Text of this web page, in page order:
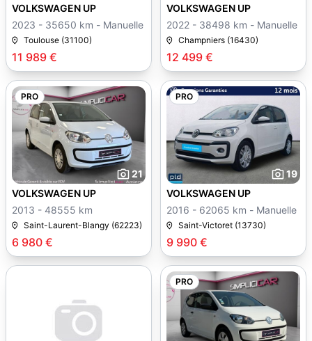
11 989 €
VOLKSWAGEN UP
2023 - 35650 km - Manuelle
Toulouse (31100)
12 499 €
VOLKSWAGEN UP
2022 - 38498 km - Manuelle
Champniers (16430)
PRO
21
6 980 €
VOLKSWAGEN UP
2013 - 48555 km
Saint-Laurent-Blangy (62223)
PRO
19
9 990 €
VOLKSWAGEN UP
2016 - 62065 km - Manuelle
Saint-Victoret (13730)
PRO